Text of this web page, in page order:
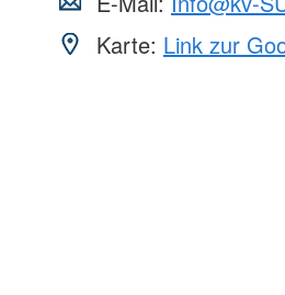
Karte: Link zur